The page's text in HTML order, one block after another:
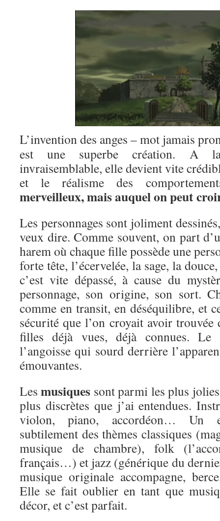
L’invention des anges – mot jamais
est une superbe création. A la
invraisemblable, elle devient vite
et le réalisme des
merveilleux, mais auquel on peut
Les personnages sont joliment
veux dire. Comme souvent, on part
harem où chaque fille possède une
forte tête, l’écervelée, la sage, la
c’est vite dépassé, à cause du
personnage, son origine, son sort.
comme en transit, en déséquilibre, et
sécurité que l’on croyait avoir trouvée
filles déjà vues, déjà connues. Le
l’angoisse qui sourd derrière
émouvantes.
Lesmusiques sont parmi les plus
plus discrètes que j’ai entendues.
violon, piano, accordéon… Un
subtilement des thèmes classiques
musique de chambre), folk
français…) et jazz (générique du
musique originale accompagne,
Elle se fait oublier en tant que
décor, et c’est parfait.